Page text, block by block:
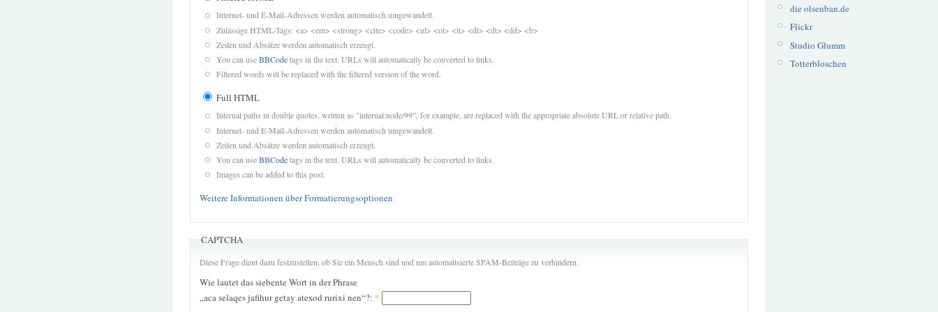
Internet- und E-Mail-Adressen werden automatisch umgewandelt.
Zulässige HTML-Tags: <a> <em> <strong> <cite> <code> <ul> <ol> <li> <dl> <dt> <dd> <b>
Zeilen und Absätze werden automatisch erzeugt.
You can useBBCodetags in the text. URLs will automatically be converted to links.
Filtered words will be replaced with the filtered version of the word.
Full HTML
Internal paths in double quotes, written as "internal:node/99", for example, are replaced with the appropriate absolute URL or relative path.
Internet- und E-Mail-Adressen werden automatisch umgewandelt.
Zeilen und Absätze werden automatisch erzeugt.
You can useBBCodetags in the text. URLs will automatically be converted to links.
Images can be added to this post.
Weitere Informationen über Formatierungsoptionen
CAPTCHA
Diese Frage dient dazu festzustellen, ob Sie ein Mensch sind und um automatisierte SPAM-Beiträge zu verhindern.
Wie lautet das siebente Wort in der Phrase
„aca selaqes jafihur getay atexod rurixi nen“?: *
die olsenban.de
Flickr
Studio Glumm
Totterbloschen